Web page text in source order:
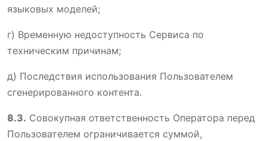
языковых моделей;
г) Временную недоступность Сервиса по
техническим причинам;
д) Последствия использования Пользователем
сгенерированного контента.
8.3. Совокупная ответственность Оператора перед
Пользователем ограничивается суммой,